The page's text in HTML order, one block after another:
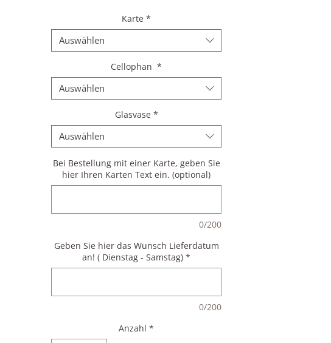
Karte *
Auswählen
Cellophan *
Auswählen
Glasvase *
Auswählen
Bei Bestellung mit einer Karte, geben Sie
hier Ihren Karten Text ein. (optional)
0/200
Geben Sie hier das Wunsch Lieferdatum
an! ( Dienstag - Samstag) *
0/200
Anzahl *